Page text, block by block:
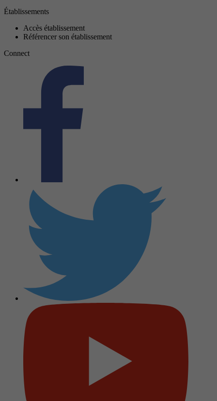
Établissements
Accès établissement
Référencer son établissement
Connect